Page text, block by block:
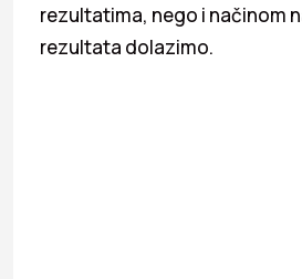
rezultatima, nego i načinom
rezultata dolazimo.